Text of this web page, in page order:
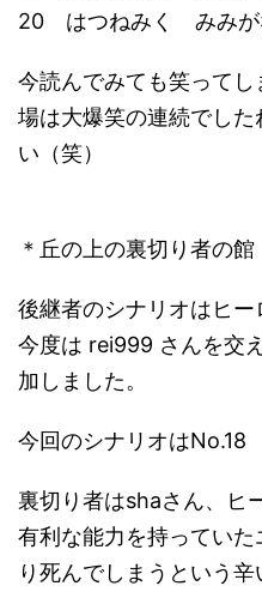
20 はつねみく みみが
今読んでみても笑って
場は大爆笑の連続でし
い（笑）
＊丘の上の裏切り者の
後継者のシナリオはヒー
今度は rei999 さんを交
加しました。
今回のシナリオは
裏切り者はshaさん、ヒ
有利な能力を持ってい
り死んでしまうという